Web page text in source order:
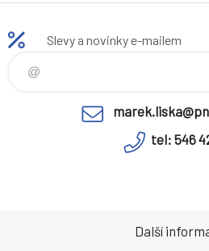
Slevy a novinky e-mailem
tel: 546
Další